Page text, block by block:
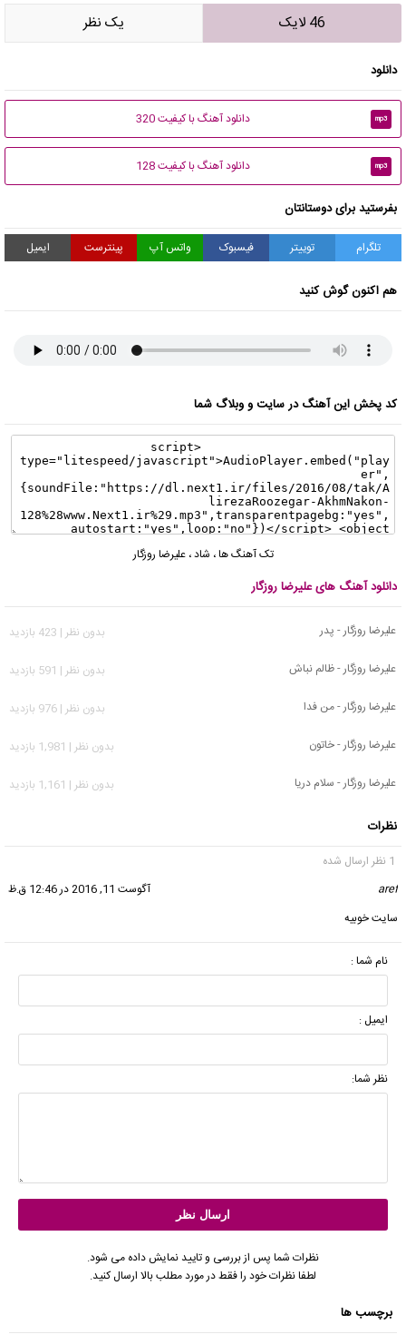
46 لایک يک نظر
دانلود
mp3 دانلود آهنگ با کیفیت 320
mp3 دانلود آهنگ با کیفیت 128
بفرستید برای دوستانتان
تلگرام توییتر فیسبوک واتس آپ پینترست ایمیل
هم اکنون گوش کنید
کد پخش این آهنگ در سایت و وبلاگ شما
تک آهنگ ها، شاد،علیرضا روزگار
دانلود آهنگ های علیرضا روزگار
علیرضا روزگار - پدر
بدون نظر | 423 بازدید
علیرضا روزگار - ظالم نباش
بدون نظر | 591 بازدید
علیرضا روزگار - من فدا
بدون نظر | 976 بازدید
علیرضا روزگار - خاتون
بدون نظر | 1,981 بازدید
علیرضا روزگار - سلام دریا
بدون نظر | 1,161 بازدید
نظرات
1 نظر ارسال شده
aref
آگوست 11, 2016 در 12:46 ق.ظ
سایت خوبیه
نام شما :
ایمیل :
نظر شما:
نظرات شما پس از بررسی و تایید نمایش داده می شود.
لطفا نظرات خود را فقط در مورد مطلب بالا ارسال کنید.
برچسب ها